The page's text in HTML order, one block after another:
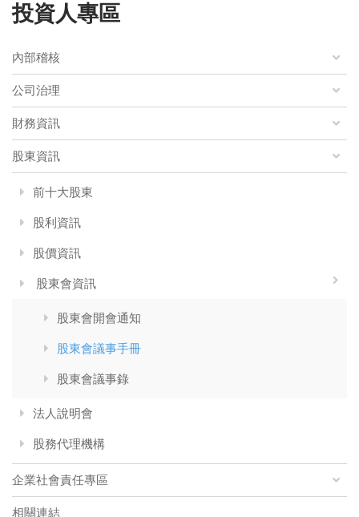
投資人專區
內部稽核
公司治理
財務資訊
股東資訊
前十大股東
股利資訊
股價資訊
股東會資訊
股東會開會通知
股東會議事手冊
股東會議事錄
法人說明會
股務代理機構
企業社會責任專區
相關連結